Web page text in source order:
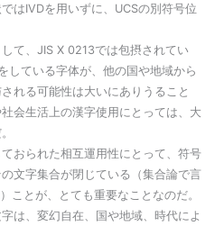
はIVDを用いずに、UCSの別符号位
て、JIS X 0213では包摂されてい
している字体が、他の国や地域から
れる可能性は大いにありうること
会生活上の漢字使用にとっては、大
おられた相互運用性にとって、符号
文字集合が閉じている（集合論で言
ことが、とても重要なことなのだ。
は、変幻自在、国や地域、時代によ